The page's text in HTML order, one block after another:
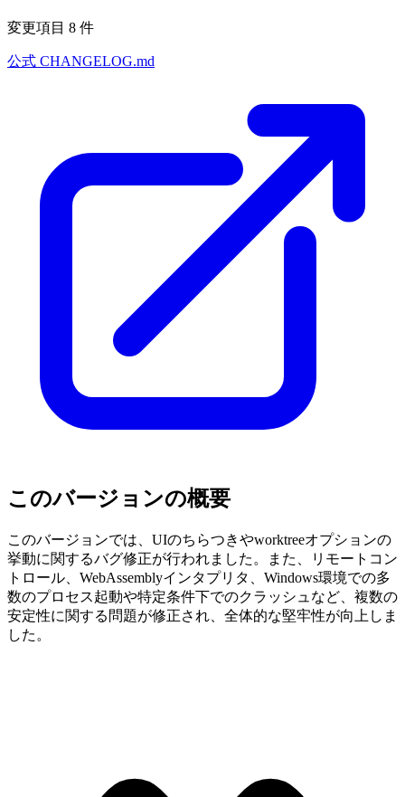
変更項目 8 件
公式 CHANGELOG.md
このバージョンの概要
このバージョンでは、UIのちらつきやworktreeオプションの
挙動に関するバグ修正が行われました。また、リモートコン
トロール、WebAssemblyインタプリタ、Windows環境での多
数のプロセス起動や特定条件下でのクラッシュなど、複数の
安定性に関する問題が修正され、全体的な堅牢性が向上しま
した。